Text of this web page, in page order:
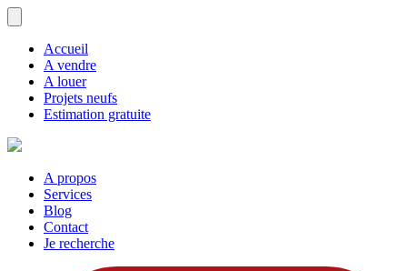
Accueil
A vendre
A louer
Projets neufs
Estimation gratuite
A propos
Services
Blog
Contact
Je recherche